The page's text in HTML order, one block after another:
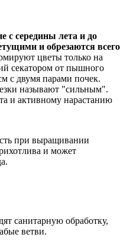
с середины лета и до
и обрезаются всего
цветы только на
секатором от пышного
с двумя парами почек.
называют "сильным".
и активному нарастанию
при выращивании
и может
санитарную обработку,
ветви.